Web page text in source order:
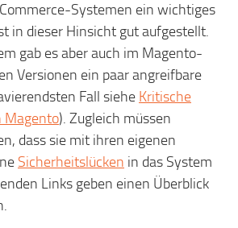
Systemen ein wichtiges
in dieser Hinsicht gut aufgestellt.
gab es aber auch im Magento-
Versionen ein paar angreifbare
Fall siehe Kritische
Magento). Zugleich müssen
dass sie mit ihren eigenen
Sicherheitslücken in das System
Links geben einen Überblick